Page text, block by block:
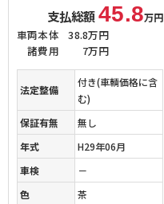
支払総額45.8万円
車両本体
38.8万円
諸費用
7万円
法定整備
付き(車輌価格に含
む)
保証有無
無し
年式
H29年06月
車検
－
色
茶